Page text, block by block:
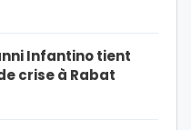
Infantino tient
crise à Rabat